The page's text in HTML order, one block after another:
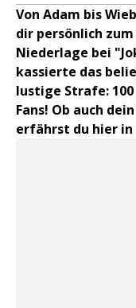
Von Adam bis
dir persönlich
Niederlage bei
kassierte das
lustige Strafe:
Fans! Ob auch
erfährst du hier in